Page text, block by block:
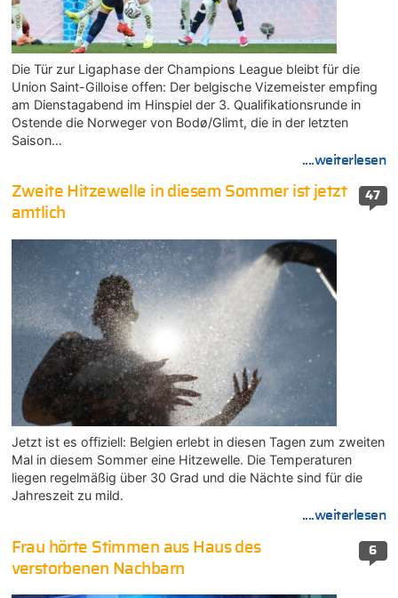
Die Tür zur Ligaphase der Champions League bleibt für die
Union Saint-Gilloise offen: Der belgische Vizemeister empfing
am Dienstagabend im Hinspiel der 3. Qualifikationsrunde in
Ostende die Norweger von Bodø/Glimt, die in der letzten
Saison…
....weiterlesen
47
Zweite Hitzewelle in diesem Sommer ist jetzt
amtlich
Jetzt ist es offiziell: Belgien erlebt in diesen Tagen zum zweiten
Mal in diesem Sommer eine Hitzewelle. Die Temperaturen
liegen regelmäßig über 30 Grad und die Nächte sind für die
Jahreszeit zu mild.
....weiterlesen
6
Frau hörte Stimmen aus Haus des
verstorbenen Nachbarn